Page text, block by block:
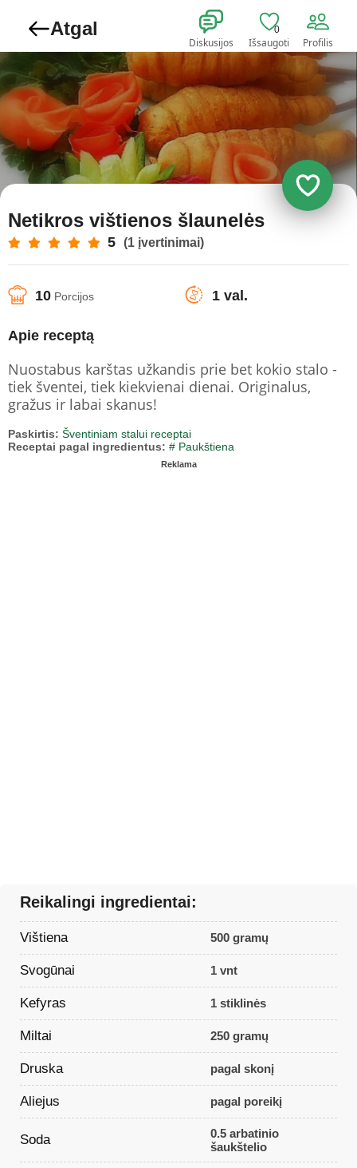
Atgal
Diskusijos
0
Išsaugoti Profilis
Netikros vištienos šlaunelės
5 (1 įvertinimai)
10 Porcijos 1 val.
Apie receptą
Nuostabus karštas užkandis prie bet kokio stalo -
tiek šventei, tiek kiekvienai dienai. Originalus,
gražus ir labai skanus!
Paskirtis: Šventiniam stalui receptai
Receptai pagal ingredientus: # Paukštiena
Reklama
Reikalingi ingredientai:
Vištiena 500 gramų
Svogūnai 1 vnt
Kefyras 1 stiklinės
Miltai 250 gramų
Druska pagal skonį
Aliejus pagal poreikį
Soda
0.5 arbatinio
šaukštelio